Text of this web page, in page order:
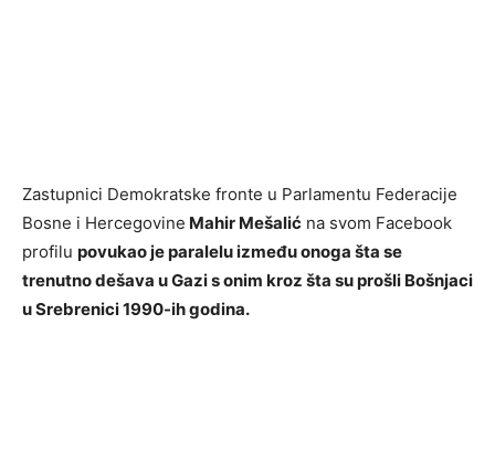
Zastupnici Demokratske fronte u Parlamentu Federacije
Bosne i Hercegovine Mahir Mešalić na svom Facebook
profilu povukao je paralelu između onoga šta se
trenutno dešava u Gazi s onim kroz šta su prošli Bošnjaci
u Srebrenici 1990-ih godina.